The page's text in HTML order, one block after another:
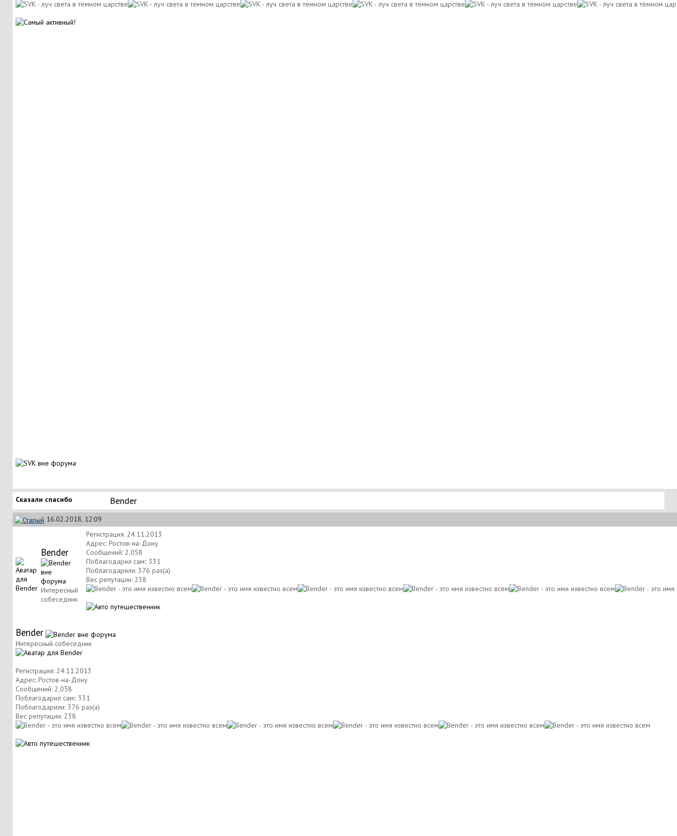
Сказали спасибо Bender
16.02.2018, 12:09
Bender
Интересный
собеседник
Регистрация: 24.11.2013
Адрес: Ростов-на-Дону
Сообщений: 2,058
Поблагодарил сам:: 331
Поблагодарили: 376 раз(а)
Вес репутации: 238
Bender
Интересный собеседник
Регистрация: 24.11.2013
Адрес: Ростов-на-Дону
Сообщений: 2,058
Поблагодарил сам:: 331
Поблагодарили: 376 раз(а)
Вес репутации: 238